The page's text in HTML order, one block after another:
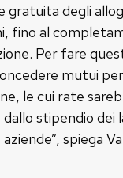
gratuita degli
fino al
Per fare
mutui
le cui rate
stipendio dei
spiega